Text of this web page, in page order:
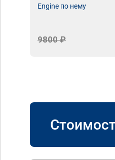
Engine по нему
9800 ₽